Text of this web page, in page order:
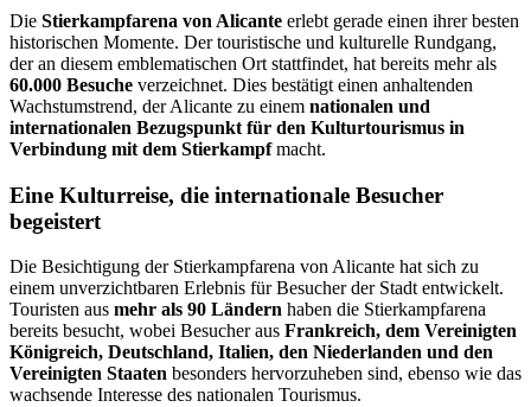
Die Stierkampfarena von Alicante erlebt gerade einen ihrer besten
historischen Momente. Der touristische und kulturelle Rundgang,
der an diesem emblematischen Ort stattfindet, hat bereits mehr als
60.000 Besuche verzeichnet. Dies bestätigt einen anhaltenden
Wachstumstrend, der Alicante zu einem nationalen und
internationalen Bezugspunkt für den Kulturtourismus in
Verbindung mit dem Stierkampfmacht.
Eine Kulturreise, die internationale Besucher
begeistert
Die Besichtigung der Stierkampfarena von Alicante hat sich zu
einem unverzichtbaren Erlebnis für Besucher der Stadt entwickelt.
Touristen aus mehr als 90 Ländern haben die Stierkampfarena
bereits besucht, wobei Besucher aus Frankreich, dem Vereinigten
Königreich, Deutschland, Italien, den Niederlanden und den
Vereinigten Staaten besonders hervorzuheben sind, ebenso wie das
wachsende Interesse des nationalen Tourismus.